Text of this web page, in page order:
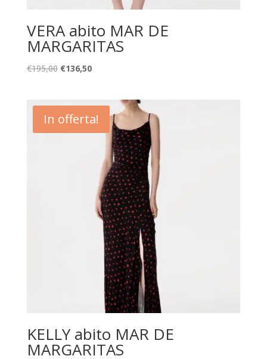
VERA abito MAR DE
MARGARITAS
€195,00 Il
era:
€195,00.
€136,50Il
è:
€136,50.
In offerta!
KELLY abito MAR DE
MARGARITAS